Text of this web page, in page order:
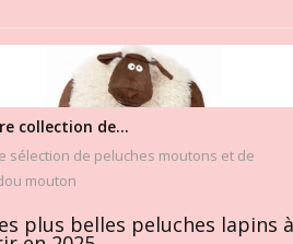
collection de...
sélection de peluches moutons et de
mouton